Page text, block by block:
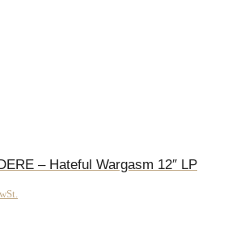
– Hateful Wargasm 12″ LP